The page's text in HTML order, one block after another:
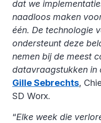
dat we
naadloos maken
één. De technologie
ondersteunt deze
nemen bij de meest
datavraagstukken in
Gille Sebrechts,
SD Worx.
“Elke week die